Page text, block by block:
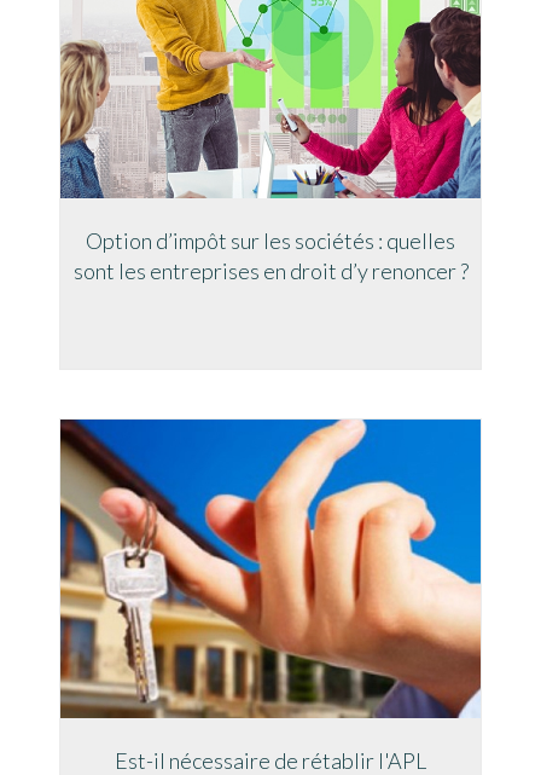
Option d’impôt sur les sociétés : quelles
sont les entreprises en droit d’y renoncer ?
Est-il nécessaire de rétablir l'APL